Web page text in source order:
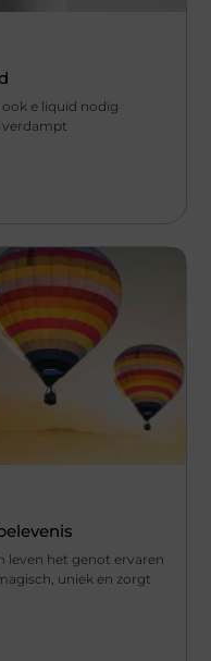
ook e liquid nodig
leven het genot ervaren
uniek en zorgt